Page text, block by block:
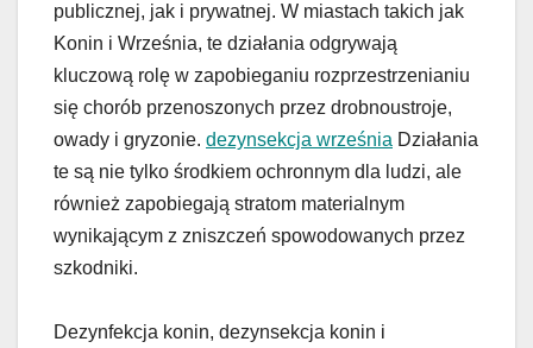
publicznej, jak i prywatnej. W miastach takich jak
Konin i Września, te działania odgrywają
kluczową rolę w zapobieganiu rozprzestrzenianiu
się chorób przenoszonych przez drobnoustroje,
owady i gryzonie. dezynsekcja września Działania
te są nie tylko środkiem ochronnym dla ludzi, ale
również zapobiegają stratom materialnym
wynikającym z zniszczeń spowodowanych przez
szkodniki.
Dezynfekcja konin, dezynsekcja konin i